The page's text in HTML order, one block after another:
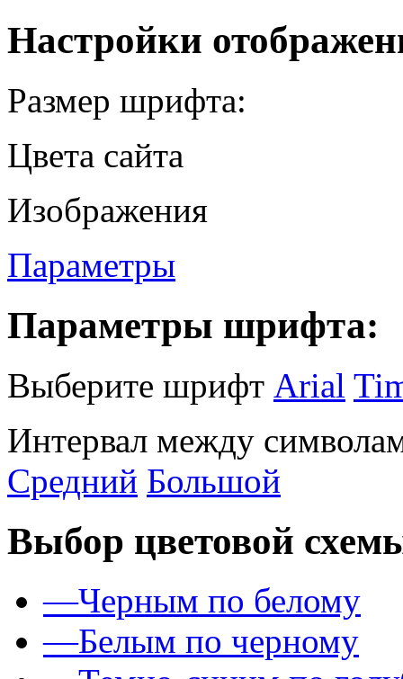
Настройки
Размер шрифта:
Цвета сайта
Изображения
Параметры
Параметры шрифта:
Выберите шрифт Arial
Интервал между
Средний Большой
Выбор цветовой
—Черным по белому
—Белым по черному